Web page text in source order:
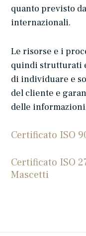
quanto previsto
internazionali.
Le risorse e i
quindi strutturati
di individuare e
del cliente e
delle
Certificato ISO
Certificato ISO
Mascetti